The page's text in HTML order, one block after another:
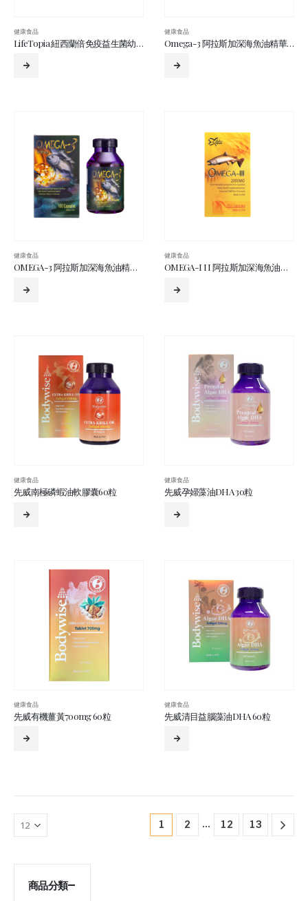
健康食品
LifeTopia 紐西蘭倍免疫益生菌幼兒配方 30包
健康食品
Omega-3 阿拉斯加深海魚油精華 100’s
健康食品
OMEGA-3 阿拉斯加深海魚油精華 100’s
健康食品
OMEGA-I I I 阿拉斯加深海魚油精華 100’s
健康食品
先威南極磷蝦油軟膠囊60粒
健康食品
先威孕婦藻油DHA 30粒
健康食品
先威有機薑黃700mg 60粒
健康食品
先威清目益腦藻油DHA 60粒
1 2 … 12 13
商品分類